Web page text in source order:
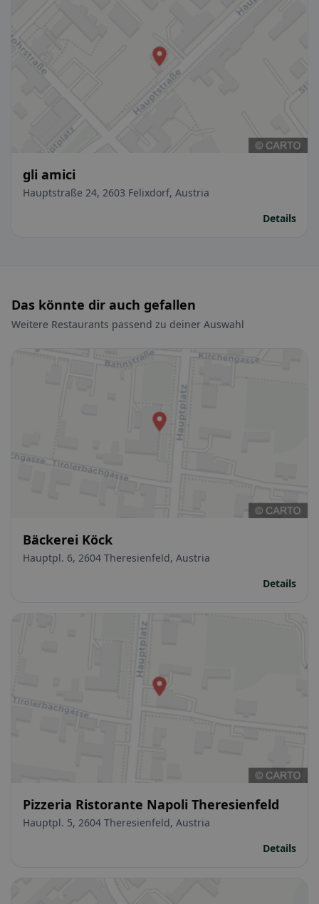
gli amici
Hauptstraße 24, 2603 Felixdorf, Austria
Details
Das könnte dir auch gefallen
Weitere Restaurants passend zu deiner Auswahl
Bäckerei Köck
Hauptpl. 6, 2604 Theresienfeld, Austria
Details
Pizzeria Ristorante Napoli Theresienfeld
Hauptpl. 5, 2604 Theresienfeld, Austria
Details